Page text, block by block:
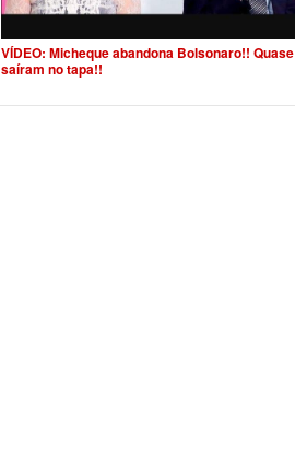
VÍDEO: Micheque abandona Bolsonaro!! Quase
saíram no tapa!!